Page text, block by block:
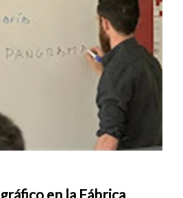
en la Fábrica